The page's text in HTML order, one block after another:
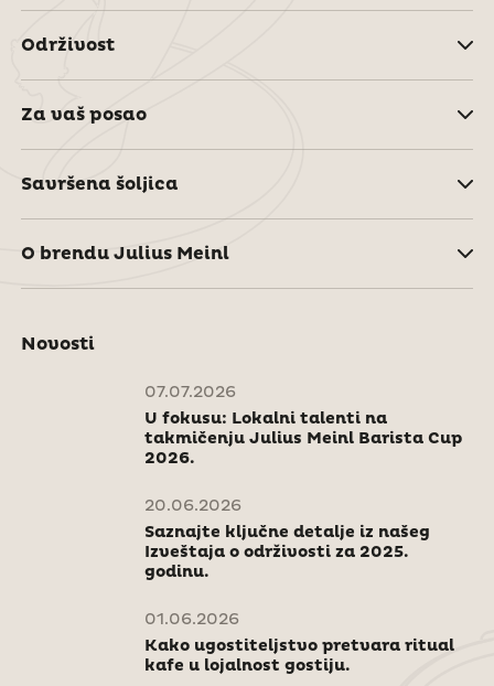
Održivost
Za vaš posao
Savršena šoljica
O brendu Julius Meinl
Novosti
07.07.2026
U fokusu: Lokalni talenti na
takmičenju Julius Meinl Barista Cup
2026.
20.06.2026
Saznajte ključne detalje iz našeg
Izveštaja o održivosti za 2025.
godinu.
01.06.2026
Kako ugostiteljstvo pretvara ritual
kafe u lojalnost gostiju.